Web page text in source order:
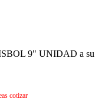
9" UNIDAD a su
cotizar